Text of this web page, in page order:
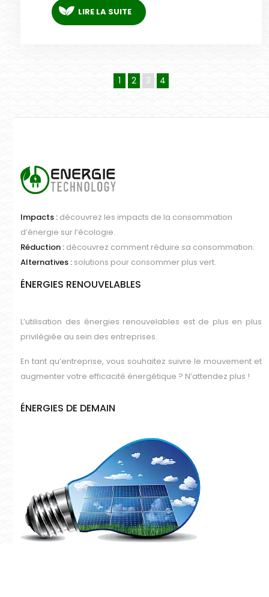
LIRE LA SUITE
1 2 3 4
Impacts : découvrez les impacts de la consommation
d’énergie sur l’écologie.
Réduction : découvrez comment réduire sa consommation.
Alternatives : solutions pour consommer plus vert.
ÉNERGIES RENOUVELABLES
L’utilisation des énergies renouvelables est de plus en plus
privilégiée au sein des entreprises.
En tant qu’entreprise, vous souhaitez suivre le mouvement et
augmenter votre efficacité énergétique ? N’attendez plus !
ÉNERGIES DE DEMAIN